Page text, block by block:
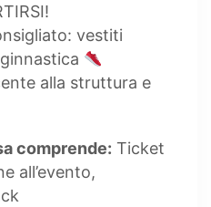
vestiti
alla struttura e
comprende: Ticket
all’evento,